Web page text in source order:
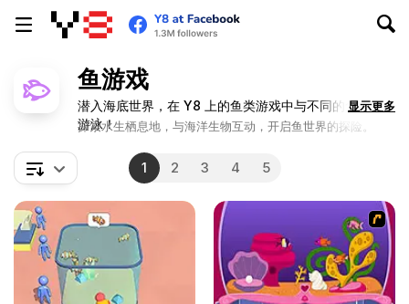
鱼游戏
潜入海底世界，在 Y8 上的鱼类游戏中与不同的鱼一起
游泳！
探索水生栖息地，与海洋生物互动，开启鱼世界的探险。
显示更多
1 2 3 4 5